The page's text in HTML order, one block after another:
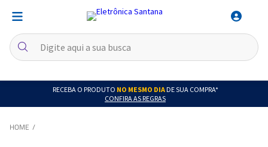
RECEBA O PRODUTO NO MESMO DIADE SUA COMPRA*
CONFIRA AS REGRAS